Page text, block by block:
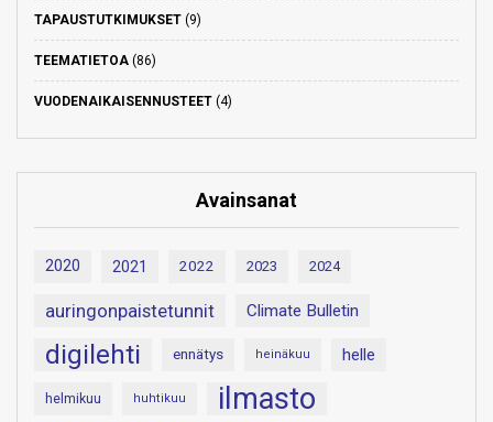
TAPAUSTUTKIMUKSET (9)
TEEMATIETOA (86)
VUODENAIKAISENNUSTEET (4)
Avainsanat
2020 2021 2022 2023 2024
auringonpaistetunnit Climate Bulletin
digilehti ennätys heinäkuu helle
helmikuu huhtikuu ilmasto